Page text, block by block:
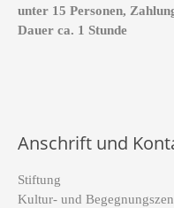
unter 15 Personen,
Dauer ca. 1 Stunde
Anschrift und
Stiftung
Kultur- und